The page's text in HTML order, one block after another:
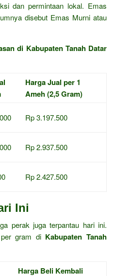
dan permintaan lokal. Emas
disebut Emas Murni atau
di Kabupaten Tanah Datar
Harga Jual per 1
Ameh (2,5 Gram)
Rp 3.197.500
Rp 2.937.500
Rp 2.427.500
Ini
perak juga terpantau hari ini.
gram di Kabupaten Tanah
Harga Beli Kembali